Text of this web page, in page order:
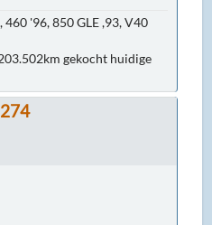
'96, 850 GLE ,93, V40
gekocht huidige